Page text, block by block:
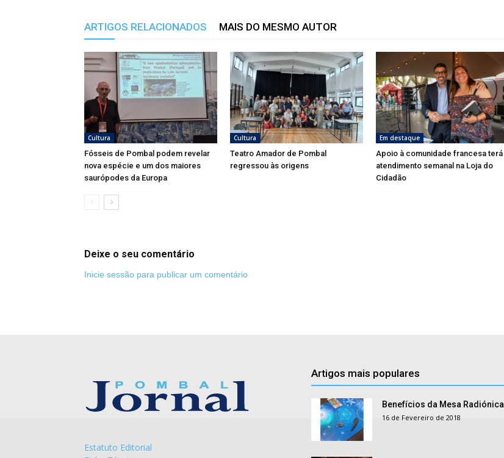
ARTIGOS RELACIONADOS MAIS DO MESMO AUTOR
Cultura
Fósseis de Pombal podem revelar
nova espécie e um dos maiores
saurópodes da Europa
Cultura
Teatro Amador de Pombal
regressou às origens
Em destaque
Apoio à comunidade francesa terá
atendimento semanal na Loja do
Cidadão
Deixe o seu comentário
Inicie sessão para publicar um comentário
Estatuto Editorial
Artigos mais populares
Benefícios da Mesa Radiónica
16 de Fevereiro de 2018